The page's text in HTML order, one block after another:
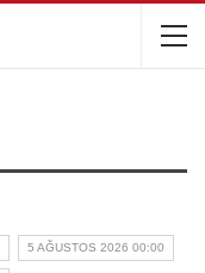
5 AĞUSTOS 2026 00:00